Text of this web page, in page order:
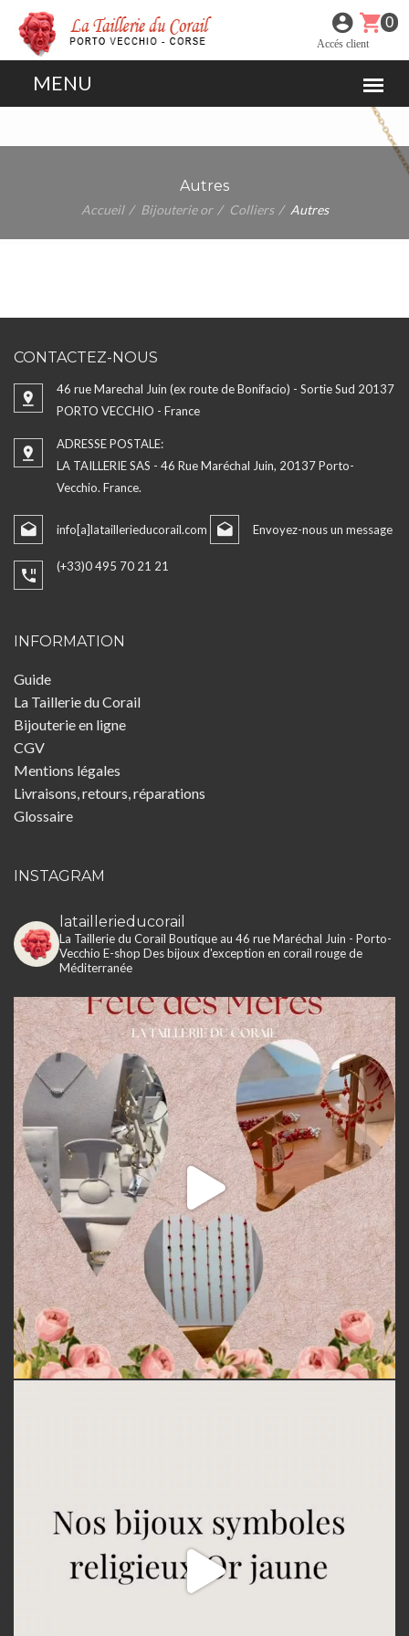
0
Accés client
Autres
Accueil Bijouterie or Colliers Autres
CONTACTEZ-NOUS
46 rue Marechal Juin (ex route de Bonifacio) - Sortie Sud 20137
PORTO VECCHIO - France
ADRESSE POSTALE:
LA TAILLERIE SAS - 46 Rue Maréchal Juin, 20137 Porto-
Vecchio. France.
info[a]lataillerieducorail.com Envoyez-nous un message
(+33)0 495 70 21 21
INFORMATION
Guide
La Taillerie du Corail
Bijouterie en ligne
CGV
Mentions légales
Livraisons, retours, réparations
Glossaire
INSTAGRAM
lataillerieducorail
La Taillerie du Corail Boutique au 46 rue Maréchal Juin - Porto-
Vecchio E-shop Des bijoux d'exception en corail rouge de
Méditerranée